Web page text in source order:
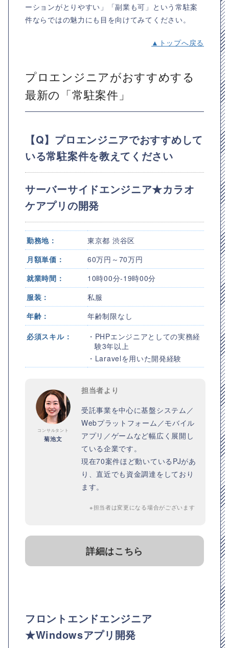
ーションがとりやすい」「副業も可」という常駐案
件ならではの魅力にも目を向けてみてください。
▲トップへ戻る
プロエンジニアがおすすめする
最新の「常駐案件」
【Q】プロエンジニアでおすすめして
いる常駐案件を教えてください
サーバーサイドエンジニア★カラオ
ケアプリの開発
勤務地：
東京都 渋谷区
月額単価：
60万円～70万円
就業時間：
10時00分-19時00分
服装：
私服
年齢：
年齢制限なし
必須スキル：
・PHPエンジニアとしての実務経
験3年以上
・Laravelを用いた開発経験
コンサルタント
菊池文
担当者より
受託事業を中心に基盤システム／
Webプラットフォーム／モバイル
アプリ／ゲームなど幅広く展開し
ている企業です。
現在70案件ほど動いているPJがあ
り、直近でも資金調達をしており
ます。
※担当者は変更になる場合がございます
詳細はこちら
フロントエンドエンジニア
★Windowsアプリ開発